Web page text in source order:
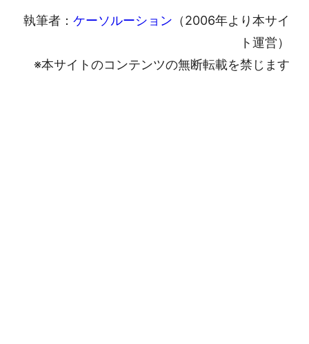
執筆者： ケーソルーション （2006年より本サイ
ト運営）
※本サイトのコンテンツの無断転載を禁じます